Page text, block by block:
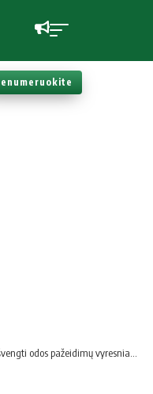
pažeidimų vyresniame amžiuje?